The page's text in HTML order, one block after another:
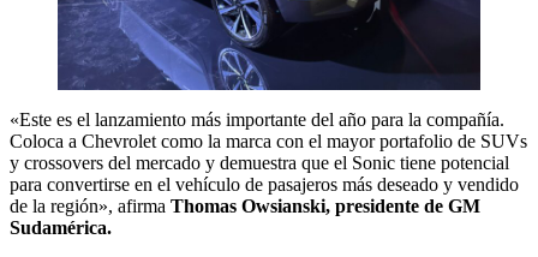
«Este es el lanzamiento más importante del año para la compañía.
Coloca a Chevrolet como la marca con el mayor portafolio de SUVs
y crossovers del mercado y demuestra que el Sonic tiene potencial
para convertirse en el vehículo de pasajeros más deseado y vendido
de la región», afirma Thomas Owsianski, presidente de GM
Sudamérica.